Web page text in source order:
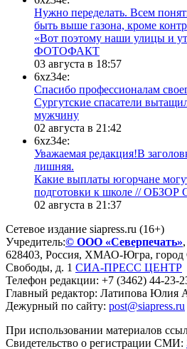
Нужно переделать. Всем
быть выше газона, кроме
«Вот поэтому наши улицы и
ФОТОФАКТ
03 августа в 18:57
6xz34e:
Спасибо профессионалам
Сургутские спасатели
мужчину
02 августа в 21:42
6xz34e:
Уважаемая редакция!В
лишняя.
Какие выплаты югорчане
подготовки к школе //
02 августа в 21:37
Сетевое издание siapress.ru (16+)
Учредитель:© ООО «Северпечать»
628403, Россия, ХМАО-Югра, город
Свободы, д. 1 СИА-ПРЕСС ЦЕНТР
Телефон редакции: +7 (3462) 44-23-
Главный редактор: Латипова Юлия
Дежурный по сайту: post@siapress.ru
При использовании материалов
Свидетельство о регистрации СМИ: